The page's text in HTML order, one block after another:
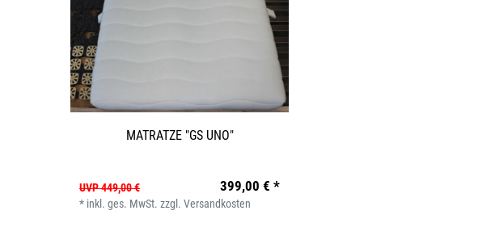
MATRATZE "GS UNO"
UVP 449,00 € 399,00 € *
* inkl. ges. MwSt. zzgl.Versandkosten